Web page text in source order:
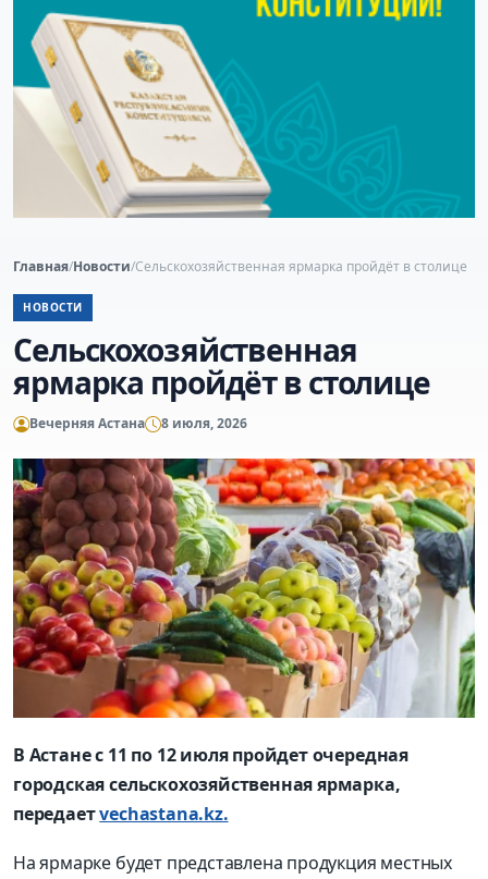
Главная/Новости/Сельскохозяйственная ярмарка пройдёт в столице
НОВОСТИ
Сельскохозяйственная
ярмарка пройдёт в столице
Вечерняя Астана 8 июля, 2026
В Астане c 11 по 12 июля пройдет очередная
городская сельскохозяйственная ярмарка,
передаетvechastana.kz.
На ярмарке будет представлена продукция местных